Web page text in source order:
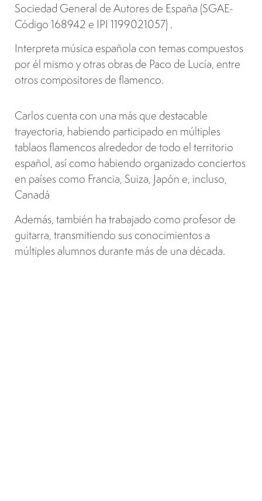
Sociedad General de Autores de España (SGAE-
Código 168942 e IPI 1199021057) .
Interpreta música española con temas compuestos
por él mismo y otras obras de Paco de Lucía, entre
otros compositores de flamenco.
Carlos cuenta con una más que destacable
trayectoria, habiendo participado en múltiples
tablaos flamencos alrededor de todo el territorio
español, así como habiendo organizado conciertos
en países como Francia, Suiza, Japón e, incluso,
Canadá
Además, también ha trabajado como profesor de
guitarra, transmitiendo sus conocimientos a
múltiples alumnos durante más de una década.